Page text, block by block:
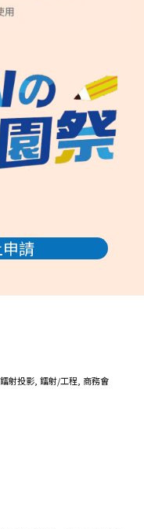
請
鐳射投影, 鐳射/工程, 商務會